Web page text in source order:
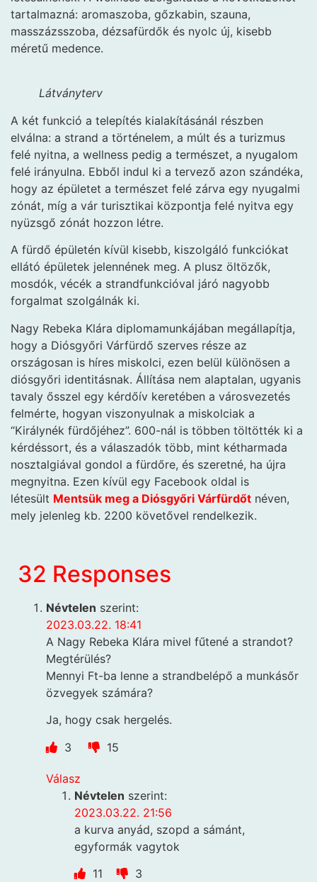
tartalmazná: aromaszoba, gőzkabin, szauna,
masszázsszoba, dézsafürdők és nyolc új, kisebb
méretű medence.
Látványterv
A két funkció a telepítés kialakításánál részben
elválna: a strand a történelem, a múlt és a turizmus
felé nyitna, a wellness pedig a természet, a nyugalom
felé irányulna. Ebből indul ki a tervező azon szándéka,
hogy az épületet a természet felé zárva egy nyugalmi
zónát, míg a vár turisztikai központja felé nyitva egy
nyüzsgő zónát hozzon létre.
A fürdő épületén kívül kisebb, kiszolgáló funkciókat
ellátó épületek jelennének meg. A plusz öltözők,
mosdók, vécék a strandfunkcióval járó nagyobb
forgalmat szolgálnák ki.
Nagy Rebeka Klára diplomamunkájában megállapítja,
hogy a Diósgyőri Várfürdő szerves része az
országosan is híres miskolci, ezen belül különösen a
diósgyőri identitásnak. Állítása nem alaptalan, ugyanis
tavaly ősszel egy kérdőív keretében a városvezetés
felmérte, hogyan viszonyulnak a miskolciak a
“Királynék fürdőjéhez”. 600-nál is többen töltötték ki a
kérdéssort, és a válaszadók több, mint kétharmada
nosztalgiával gondol a fürdőre, és szeretné, ha újra
megnyitna. Ezen kívül egy Facebook oldal is
létesült Mentsük meg a Diósgyőri Várfürdőt néven,
mely jelenleg kb. 2200 követővel rendelkezik.
32 Responses
Névtelen szerint:
2023.03.22. 18:41
A Nagy Rebeka Klára mivel fűtené a strandot?
Megtérülés?
Mennyi Ft-ba lenne a strandbelépő a munkásőr
özvegyek számára?
Ja, hogy csak hergelés.
3
15
Válasz
Névtelen szerint:
2023.03.22. 21:56
a kurva anyád, szopd a sámánt,
egyformák vagytok
11
3